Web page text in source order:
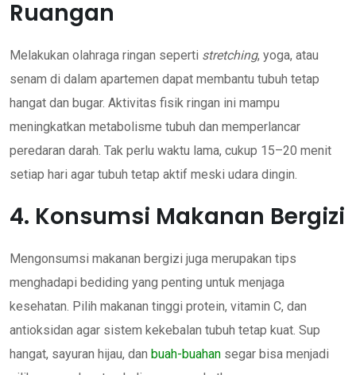
Ruangan
Melakukan olahraga ringan seperti stretching, yoga, atau
senam di dalam apartemen dapat membantu tubuh tetap
hangat dan bugar. Aktivitas fisik ringan ini mampu
meningkatkan metabolisme tubuh dan memperlancar
peredaran darah. Tak perlu waktu lama, cukup 15–20 menit
setiap hari agar tubuh tetap aktif meski udara dingin.
4. Konsumsi Makanan Bergizi
Mengonsumsi makanan bergizi juga merupakan tips
menghadapi bediding yang penting untuk menjaga
kesehatan. Pilih makanan tinggi protein, vitamin C, dan
antioksidan agar sistem kekebalan tubuh tetap kuat. Sup
hangat, sayuran hijau, dan buah-buahan segar bisa menjadi